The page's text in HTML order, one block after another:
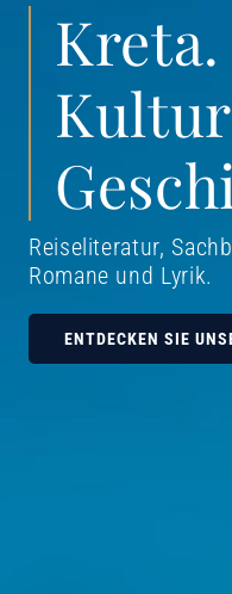
Kreta.
Reiseliteratur,
Romane und Lyrik.
ENTDECKEN SIE